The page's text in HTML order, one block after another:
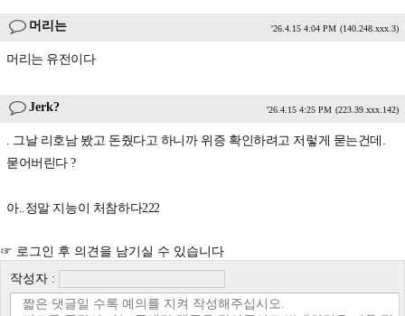
머리는 '26.4.15 4:04 PM (140.248.xxx.3)
머리는 유전이다
Jerk? '26.4.15 4:25 PM (223.39.xxx.142)
. 그날 리호남 봤고 돈줬다고 하니까 위증 확인하려고 저렇게 묻는건데.
묻어버린다 ?
아..정말 지능이 처참하다222
☞ 로그인 후 의견을 남기실 수 있습니다
작성자 :